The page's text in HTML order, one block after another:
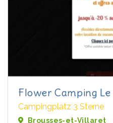
Flower Camping
Campingplatz 3 Sterne
Brousses-et-Villaret